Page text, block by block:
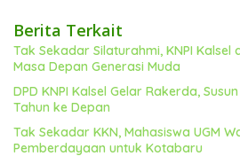
Berita Terkait
Tak Sekadar Silaturahmi, KNPI Kalsel
Masa Depan Generasi Muda
DPD KNPI Kalsel Gelar Rakerda,
Tahun ke Depan
Tak Sekadar KKN, Mahasiswa UGM
Pemberdayaan untuk Kotabaru